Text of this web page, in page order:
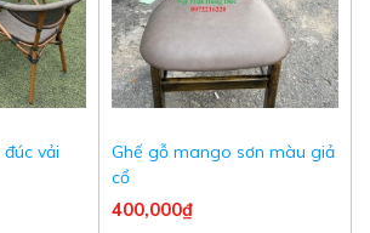
vải
Ghế gỗ mango sơn màu giả
cổ
400,000₫